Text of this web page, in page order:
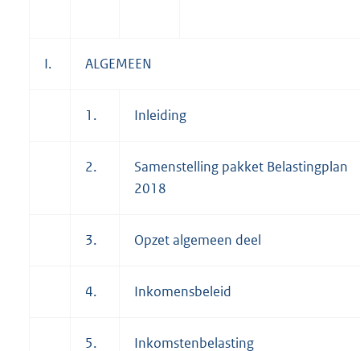
I. ALGEMEEN
1. Inleiding
2.
Samenstelling pakket Belastingplan
2018
3. Opzet algemeen deel
4. Inkomensbeleid
5. Inkomstenbelasting